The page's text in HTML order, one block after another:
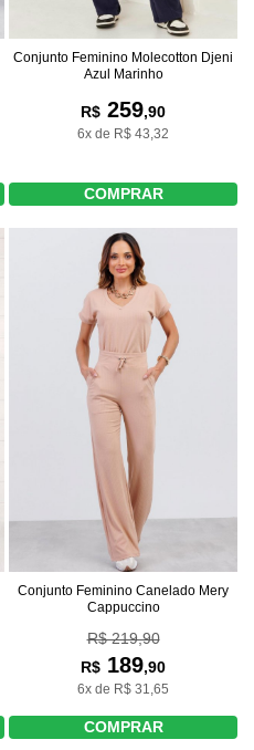
Conjunto Feminino Molecotton Djeni
Azul Marinho
R$ 259,90
6x de R$ 43,32
COMPRAR
Conjunto Feminino Canelado Mery
Cappuccino
R$ 219,90
R$ 189,90
6x de R$ 31,65
COMPRAR